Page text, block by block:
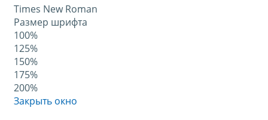
Times New Roman
Размер шрифта
100%
125%
150%
175%
200%
Закрыть окно